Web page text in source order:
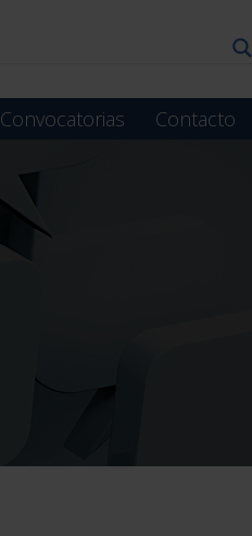
Convocatorias Contacto